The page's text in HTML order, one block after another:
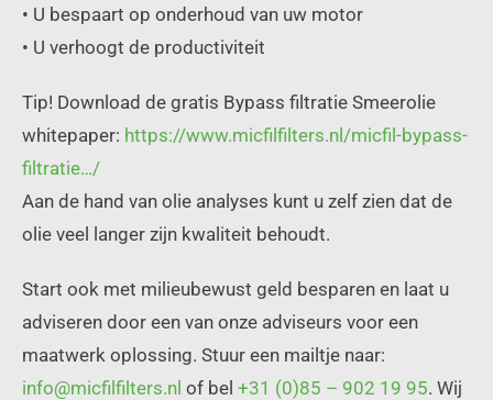
• U bespaart op onderhoud van uw motor
• U verhoogt de productiviteit
Tip! Download de gratis Bypass filtratie Smeerolie
whitepaper: https://www.micfilfilters.nl/micfil-bypass-
filtratie…/
Aan de hand van olie analyses kunt u zelf zien dat de
olie veel langer zijn kwaliteit behoudt.
Start ook met milieubewust geld besparen en laat u
adviseren door een van onze adviseurs voor een
maatwerk oplossing. Stuur een mailtje naar:
info@micfilfilters.nl of bel +31 (0)85 – 902 19 95. Wij